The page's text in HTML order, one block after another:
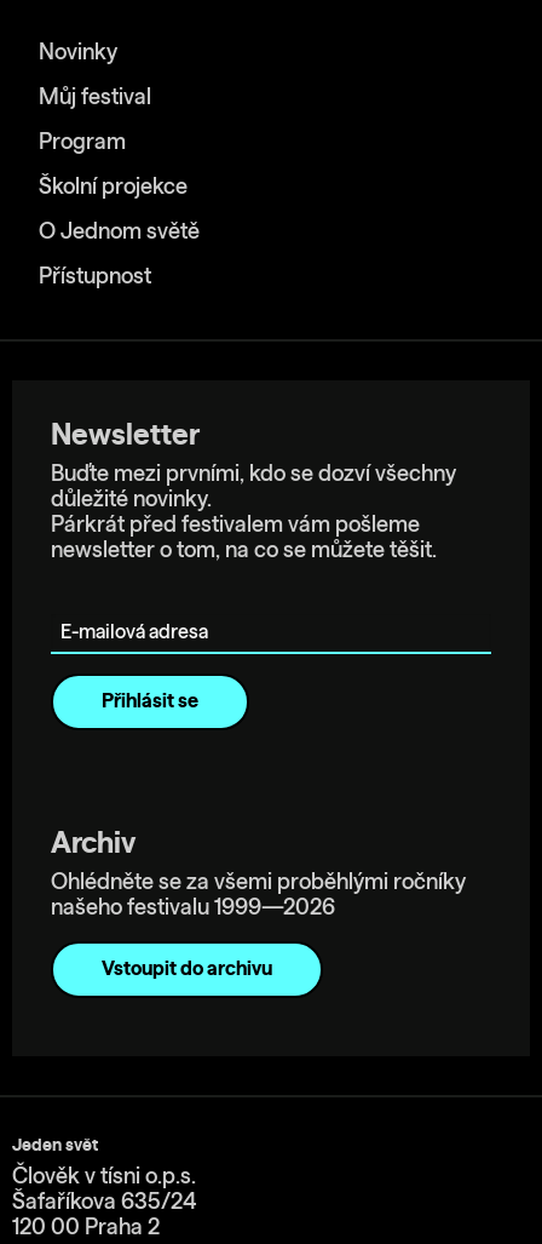
Novinky
Můj festival
Program
Školní projekce
O Jednom světě
Přístupnost
Newsletter
Buďte mezi prvními, kdo se dozví všechny
důležité novinky.
Párkrát před festivalem vám pošleme
newsletter o tom, na co se můžete těšit.
Archiv
Ohlédněte se za všemi proběhlými ročníky
našeho festivalu 1999—2026
Vstoupit do archivu
Jeden svět
Člověk v tísni o.p.s.
Šafaříkova 635/24
120 00 Praha 2